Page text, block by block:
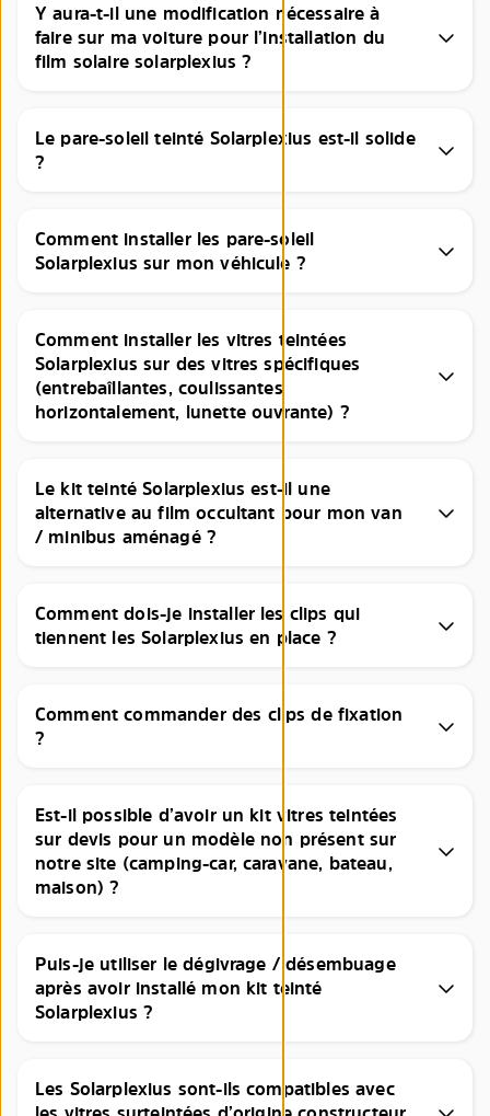
Y aura-t-il une modification nécessaire à
faire sur ma voiture pour l’installation du
film solaire solarplexius ?
Le pare-soleil teinté Solarplexius est-il solide
?
Comment installer les pare-soleil
Solarplexius sur mon véhicule ?
Comment installer les vitres teintées
Solarplexius sur des vitres spécifiques
(entrebaîllantes, coulissantes
horizontalement, lunette ouvrante) ?
Le kit teinté Solarplexius est-il une
alternative au film occultant pour mon van
/ minibus aménagé ?
Comment dois-je installer les clips qui
tiennent les Solarplexius en place ?
Comment commander des clips de fixation
?
Est-il possible d’avoir un kit vitres teintées
sur devis pour un modèle non présent sur
notre site (camping-car, caravane, bateau,
maison) ?
Puis-je utiliser le dégivrage / désembuage
après avoir installé mon kit teinté
Solarplexius ?
Les Solarplexius sont-ils compatibles avec